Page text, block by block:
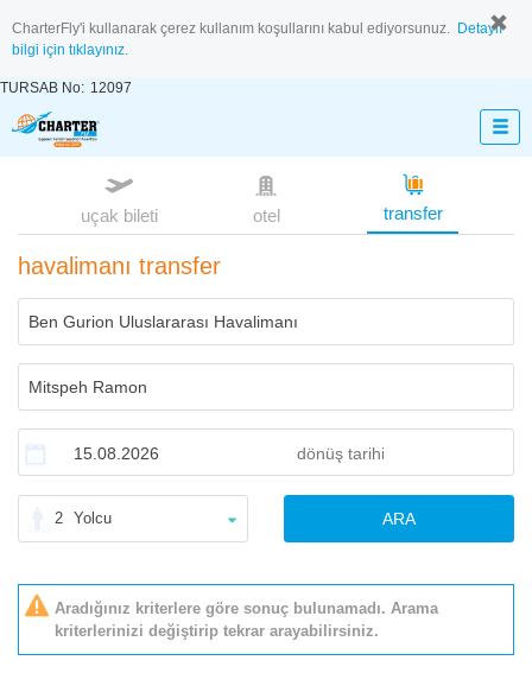
CharterFly'i kullanarak çerez kullanım koşullarını kabul ediyorsunuz. Detaylı
bilgi için tıklayınız.
TURSAB No: 12097
uçak bileti otel transfer
havalimanı transfer
2 Yolcu ARA
Aradığınız kriterlere göre sonuç bulunamadı. Arama
kriterlerinizi değiştirip tekrar arayabilirsiniz.